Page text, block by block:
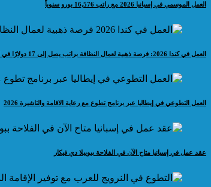
العمل الموسمي في إسبانيا 2026 مع راتب 16,576 يورو سنوياً
العمل في كندا 2026: فرصة ذهبية لعمال النظافة براتب يصل إلى 17 دولارًا في الساعة
العمل التطوعي في إيطاليا عبر برنامج تطوع مع رعاية الاقامة والتاشيرة 2026
عقد عمل في إسبانيا متاح الآن في الفلاحة ببويبلا دي فيكار